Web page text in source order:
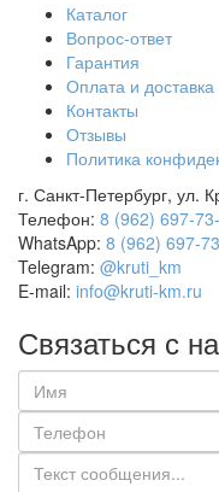
Каталог
Вопрос-ответ
Гарантия
Оплата и доставка
Контакты
Отзывы
Политика
г. Санкт-Петербург, ул.
Телефон: 8 (962) 697-
WhatsApp: 8 (962) 697-
Telegram: @kruti_km
E-mail: info@kruti-km.ru
Связаться с